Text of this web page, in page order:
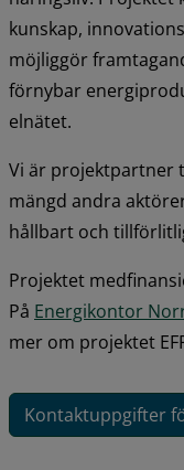
kunskap,
möjliggör
förnybar
elnätet.
Vi är projektpartner
mängd andra
hållbart och
Projektet
På Energikontor
mer om projektet
Kontaktuppgifter